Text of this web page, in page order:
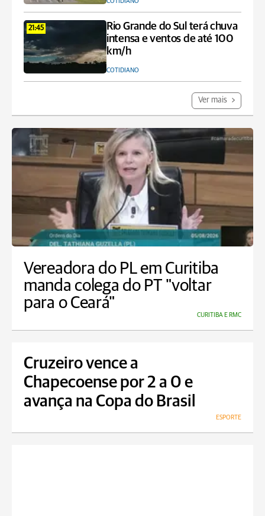
21:45
Rio Grande do Sul terá chuva
intensa e ventos de até 100
km/h
COTIDIANO
Ver mais
Vereadora do PL em Curitiba
manda colega do PT "voltar
para o Ceará"
CURITIBA E RMC
Cruzeiro vence a
Chapecoense por 2 a 0 e
avança na Copa do Brasil
ESPORTE